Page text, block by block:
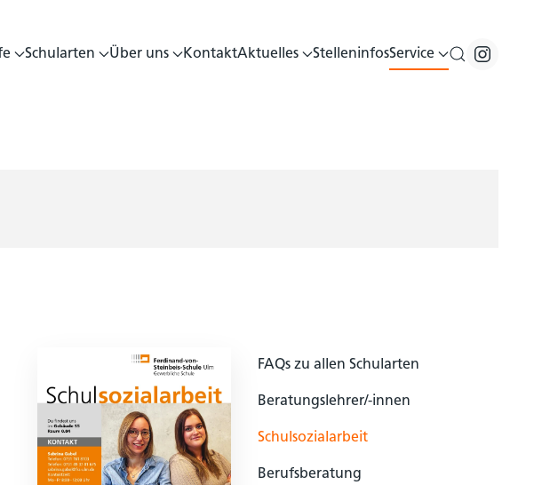
Schularten Über uns KontaktAktuelles StelleninfosService
FAQs zu allen Schularten
Beratungslehrer/-innen
Schulsozialarbeit
Berufsberatung